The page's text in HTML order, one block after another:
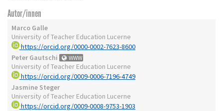
Autor/innen
Marco Galle
University of Teacher Education Lucerne
https://orcid.org/0000-0002-7623-8600
Peter Gautschi
WWW
University of Teacher Education Lucerne
https://orcid.org/0009-0006-7196-4749
Jasmine Steger
University of Teacher Education Lucerne
https://orcid.org/0009-0008-9753-1903